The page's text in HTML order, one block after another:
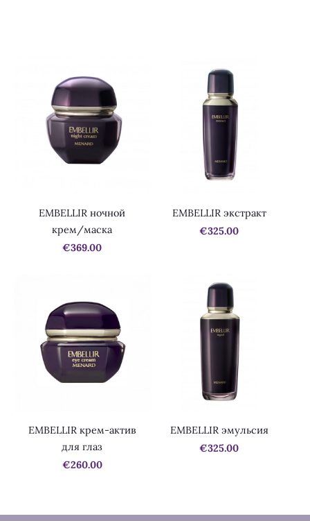
EMBELLIR ночной
крем/маска
€369.00
EMBELLIR экстракт
€325.00
EMBELLIR крем-актив
для глаз
€260.00
EMBELLIR эмульсия
€325.00